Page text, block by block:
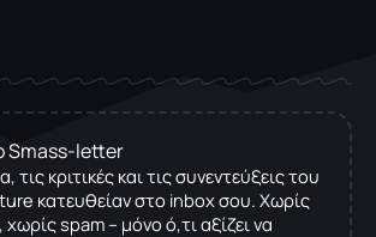
Smass-letter
κριτικές και τις συνεντεύξεις του
κατευθείαν στο inbox σου. Χωρίς
spam – μόνο ό,τι αξίζει να